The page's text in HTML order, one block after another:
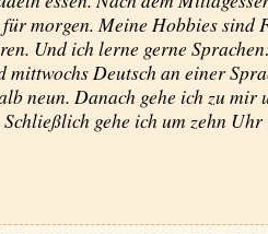
morgen. Meine Hobbies sind
Und ich lerne gerne
mittwochs Deutsch an einer
neun. Danach gehe ich zu mir
gehe ich um zehn